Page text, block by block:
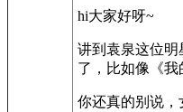
hi大家好呀~
讲到袁泉这位
了，比如像《我
你还真的别说，